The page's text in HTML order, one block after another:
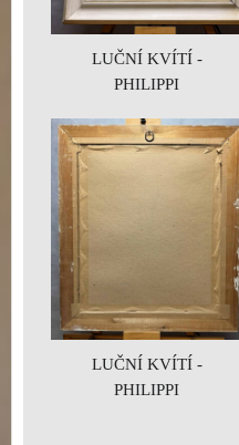
LUČNÍ KVÍTÍ -
PHILIPPI
LUČNÍ KVÍTÍ -
PHILIPPI